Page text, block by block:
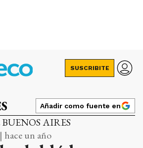
SUSCRIBITE
Añadir como fuente en
AIRES
hace un año